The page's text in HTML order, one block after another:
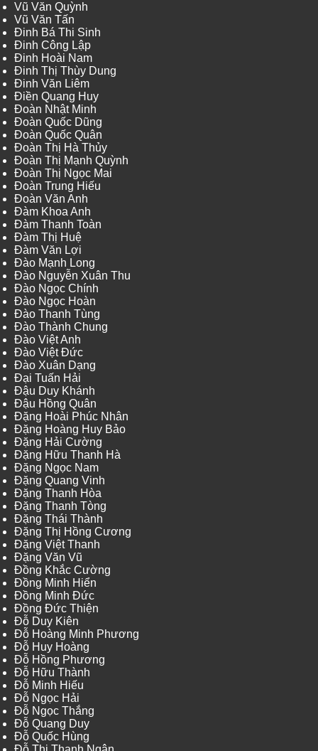
Vũ Văn Quỳnh
Vũ Văn Tấn
Đinh Bá Thi Sinh
Đinh Công Lập
Đinh Hoài Nam
Đinh Thị Thùy Dung
Đinh Văn Liêm
Điền Quang Huy
Đoàn Nhật Minh
Đoàn Quốc Dũng
Đoàn Quốc Quân
Đoàn Thị Hà Thủy
Đoàn Thị Mạnh Quỳnh
Đoàn Thị Ngọc Mai
Đoàn Trung Hiếu
Đoàn Văn Anh
Đàm Khoa Anh
Đàm Thanh Toàn
Đàm Thị Huệ
Đàm Văn Lợi
Đào Mạnh Long
Đào Nguyễn Xuân Thu
Đào Ngọc Chính
Đào Ngọc Hoàn
Đào Thanh Tùng
Đào Thành Chung
Đào Việt Anh
Đào Việt Đức
Đào Xuân Dạng
Đại Tuấn Hải
Đậu Duy Khánh
Đậu Hồng Quân
Đặng Hoài Phúc Nhân
Đặng Hoàng Huy Bảo
Đặng Hải Cường
Đặng Hữu Thanh Hà
Đặng Ngọc Nam
Đặng Quang Vinh
Đặng Thanh Hòa
Đặng Thanh Tòng
Đặng Thái Thành
Đặng Thị Hồng Cương
Đặng Việt Thanh
Đặng Văn Vũ
Đồng Khắc Cường
Đồng Minh Hiển
Đồng Minh Đức
Đồng Đức Thiện
Đỗ Duy Kiên
Đỗ Hoàng Minh Phương
Đỗ Huy Hoàng
Đỗ Hồng Phương
Đỗ Hữu Thành
Đỗ Minh Hiếu
Đỗ Ngọc Hải
Đỗ Ngọc Thắng
Đỗ Quang Duy
Đỗ Quốc Hùng